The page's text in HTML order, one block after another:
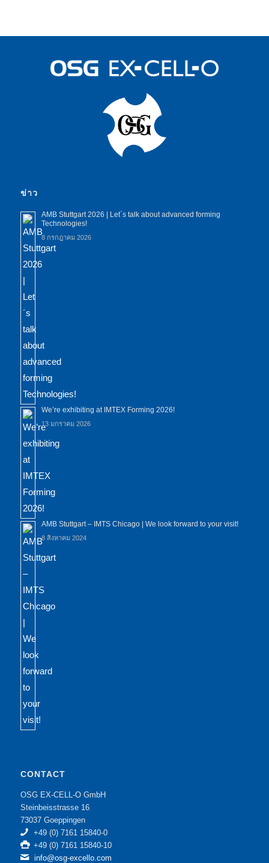
ข่าว
AMB Stuttgart 2026 | Let´s talk about advanced forming
Technologies!
8 กรกฎาคม 2026
We’re exhibiting at IMTEX Forming 2026!
13 มกราคม 2026
AMB Stuttgart – IMTS Chicago | We look forward to your visit!
8 สิงหาคม 2024
CONTACT
OSG EX-CELL-O GmbH
Steinbeisstrasse 16
73037 Goeppingen
+49 (0) 7161 15840-0
+49 (0) 7161 15840-10
info@osg-excello.com